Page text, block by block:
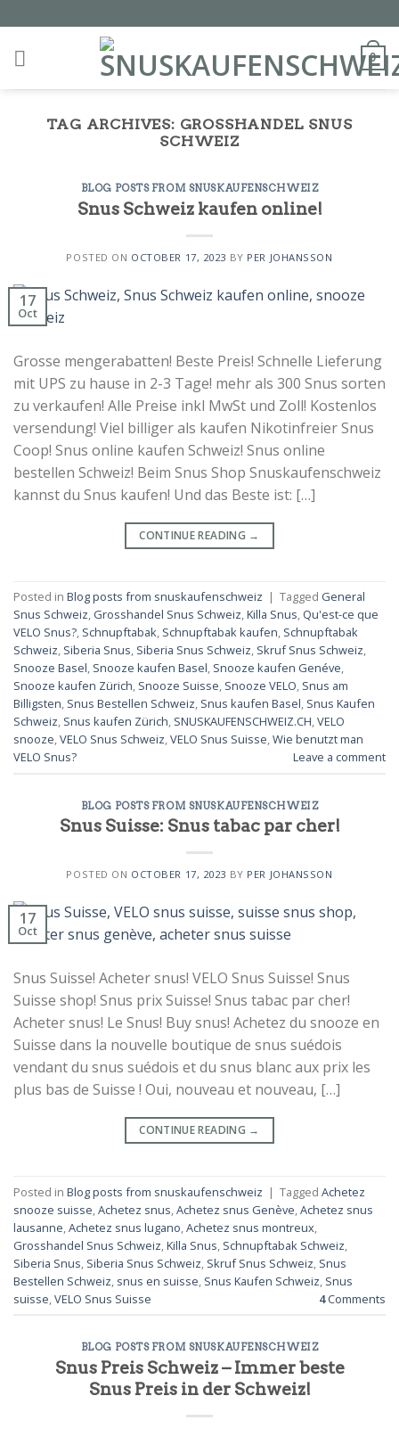
to
content
0
TAG ARCHIVES: GROSSHANDEL SNUS
SCHWEIZ
BLOG POSTS FROM SNUSKAUFENSCHWEIZ
Snus Schweiz kaufen online!
POSTED ON OCTOBER 17, 2023 BY PER JOHANSSON
17
Oct
Grosse mengerabatten! Beste Preis! Schnelle Lieferung
mit UPS zu hause in 2-3 Tage! mehr als 300 Snus sorten
zu verkaufen! Alle Preise inkl MwSt und Zoll! Kostenlos
versendung! Viel billiger als kaufen Nikotinfreier Snus
Coop! Snus online kaufen Schweiz! Snus online
bestellen Schweiz! Beim Snus Shop Snuskaufenschweiz
kannst du Snus kaufen! Und das Beste ist: […]
CONTINUE READING →
Posted in Blog posts from snuskaufenschweiz | Tagged General
Snus Schweiz, Grosshandel Snus Schweiz,Killa Snus, Qu'est-ce que
VELO Snus?, Schnupftabak, Schnupftabak kaufen, Schnupftabak
Schweiz, Siberia Snus, Siberia Snus Schweiz, Skruf Snus Schweiz,
Snooze Basel, Snooze kaufen Basel, Snooze kaufen Genéve,
Snooze kaufen Zürich, Snooze Suisse, Snooze VELO, Snus am
Billigsten, Snus Bestellen Schweiz, Snus kaufen Basel, Snus Kaufen
Schweiz, Snus kaufen Zürich, SNUSKAUFENSCHWEIZ.CH,VELO
snooze,VELO Snus Schweiz,VELO Snus Suisse,Wie benutzt man
VELO Snus?
Leave a comment
BLOG POSTS FROM SNUSKAUFENSCHWEIZ
Snus Suisse: Snus tabac par cher!
POSTED ON OCTOBER 17, 2023 BY PER JOHANSSON
17
Oct
Snus Suisse! Acheter snus! VELO Snus Suisse! Snus
Suisse shop! Snus prix Suisse! Snus tabac par cher!
Acheter snus! Le Snus! Buy snus! Achetez du snooze en
Suisse dans la nouvelle boutique de snus suédois
vendant du snus suédois et du snus blanc aux prix les
plus bas de Suisse ! Oui, nouveau et nouveau, […]
CONTINUE READING →
Posted in Blog posts from snuskaufenschweiz | Tagged Achetez
snooze suisse,Achetez snus,Achetez snus Genève,Achetez snus
lausanne,Achetez snus lugano,Achetez snus montreux,
Grosshandel Snus Schweiz,Killa Snus, Schnupftabak Schweiz,
Siberia Snus, Siberia Snus Schweiz, Skruf Snus Schweiz, Snus
Bestellen Schweiz, snus en suisse, Snus Kaufen Schweiz, Snus
suisse,VELO Snus Suisse 4Comments
BLOG POSTS FROM SNUSKAUFENSCHWEIZ
Snus Preis Schweiz – Immer beste
Snus Preis in der Schweiz!